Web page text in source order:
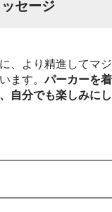
セージ
に、より精進してマ
ます。パーカーを
自分でも楽しみに